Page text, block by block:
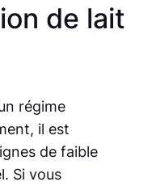
de lait
régime
il est
de faible
Si vous